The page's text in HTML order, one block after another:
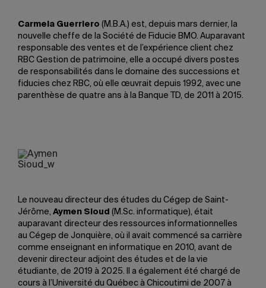
Carmela Guerriero (M.B.A.) est, depuis mars dernier, la
nouvelle cheffe de la Société de Fiducie BMO. Auparavant
responsable des ventes et de l’expérience client chez
RBC Gestion de patrimoine, elle a occupé divers postes
de responsabilités dans le domaine des successions et
fiducies chez RBC, où elle œuvrait depuis 1992, avec une
parenthèse de quatre ans à la Banque TD, de 2011 à 2015.
Le nouveau directeur des études du Cégep de Saint-
Jérôme, Aymen Sioud (M.Sc. informatique), était
auparavant directeur des ressources informationnelles
au Cégep de Jonquière, où il avait commencé sa carrière
comme enseignant en informatique en 2010, avant de
devenir directeur adjoint des études et de la vie
étudiante, de 2019 à 2025. Il a également été chargé de
cours à l’Université du Québec à Chicoutimi de 2007 à